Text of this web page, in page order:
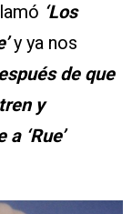
‘Los
y ya nos
de que
y
‘Rue’